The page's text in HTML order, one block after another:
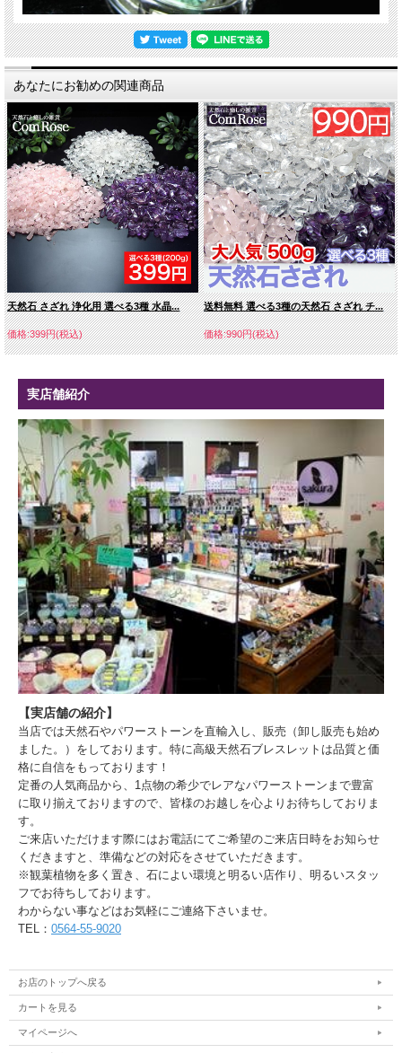
あなたにお勧めの関連商品
天然石 さざれ 浄化用 選べる3種 水晶...
価格:399円(税込)
送料無料 選べる3種の天然石 さざれ チ...
価格:990円(税込)
実店舗紹介
【実店舗の紹介】
当店では天然石やパワーストーンを直輸入し、販売（卸し販売も始め
ました。）をしております。特に高級天然石ブレスレットは品質と価
格に自信をもっております！
定番の人気商品から、1点物の希少でレアなパワーストーンまで豊富
に取り揃えておりますので、皆様のお越しを心よりお待ちしておりま
す。
ご来店いただけます際にはお電話にてご希望のご来店日時をお知らせ
くだきますと、準備などの対応をさせていただきます。
※観葉植物を多く置き、石によい環境と明るい店作り、明るいスタッ
フでお待ちしております。
わからない事などはお気軽にご連絡下さいませ。
TEL： 0564-55-9020
お店のトップへ戻る
カートを見る
マイページへ